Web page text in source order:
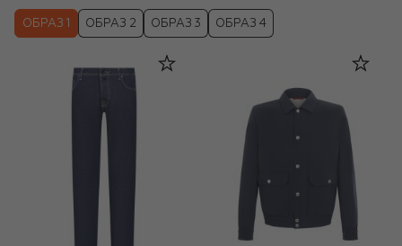
ОБРАЗ 1 ОБРАЗ 2 ОБРАЗ 3 ОБРАЗ 4